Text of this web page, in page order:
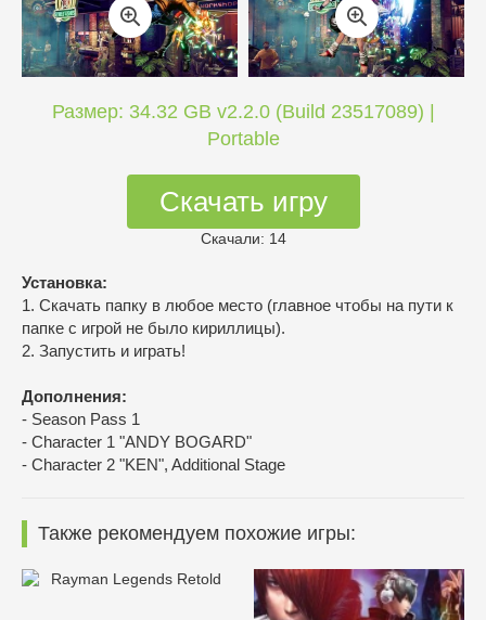
Размер: 34.32 GB v2.2.0 (Build 23517089) |
Portable
Скачать игру
Скачали: 14
Установка:
1. Скачать папку в любое место (главное чтобы на пути к
папке с игрой не было кириллицы).
2. Запустить и играть!
Дополнения:
- Season Pass 1
- Character 1 "ANDY BOGARD"
- Character 2 "KEN", Additional Stage
Также рекомендуем похожие игры: